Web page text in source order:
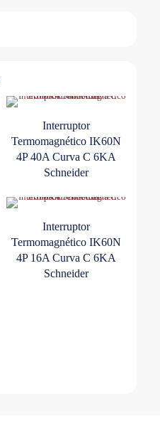
Interruptor
Termomagnético IK60N
4P 40A Curva C 6KA
Schneider
Interruptor
Termomagnético IK60N
4P 16A Curva C 6KA
Schneider